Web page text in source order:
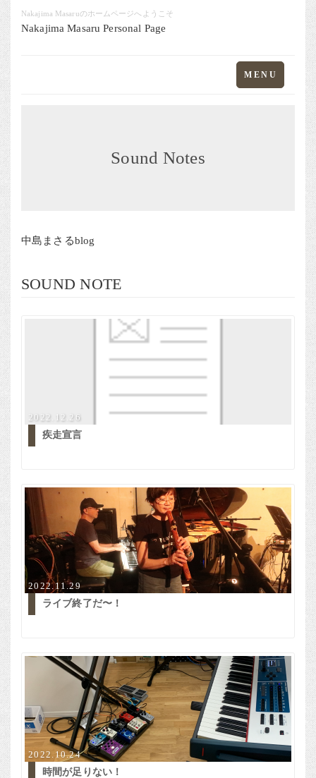
Nakajima Masaruのホームページへようこそ
Nakajima Masaru Personal Page
Toggle
navigation
MENU
Sound Notes
中島まさるblog
SOUND NOTE
2022.12.26
疾走宣言
2022.11.29
ライブ終了だ〜！
2022.10.24
時間が足りない！